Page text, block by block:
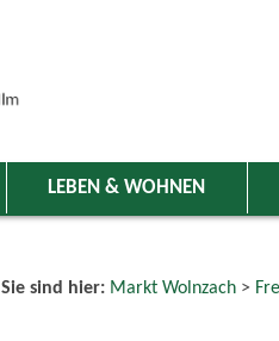
LEBEN & WOHNEN
Sie sind hier: Markt Wolnzach>